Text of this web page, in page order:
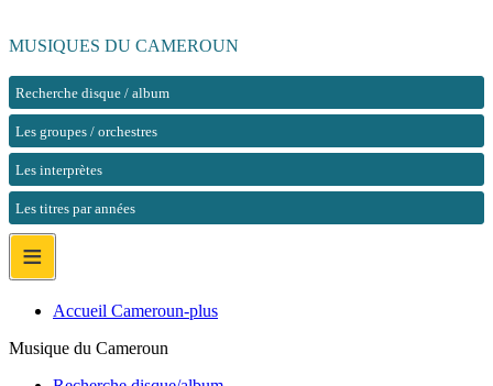
MUSIQUES DU CAMEROUN
Recherche disque / album
Les groupes / orchestres
Les interprètes
Les titres par années
≡
Accueil Cameroun-plus
Musique du Cameroun